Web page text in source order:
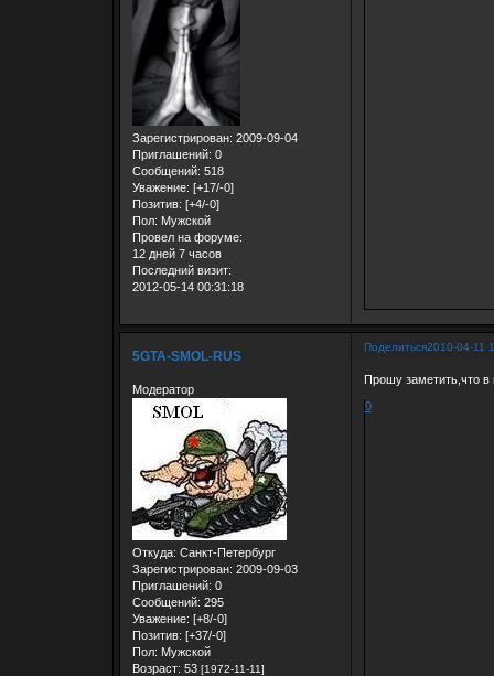
Зарегистрирован: 2009-09-04
Приглашений: 0
Сообщений: 518
Уважение: [+17/-0]
Позитив: [+4/-0]
Пол: Мужской
Провел на форуме:
12 дней 7 часов
Последний визит:
2012-05-14 00:31:18
Поделиться2010-04-11
5GTA-SMOL-RUS
Модератор
Откуда: Санкт-Петербург
Зарегистрирован: 2009-09-03
Приглашений: 0
Сообщений: 295
Уважение: [+8/-0]
Позитив: [+37/-0]
Пол: Мужской
Возраст: 53 [1972-11-11]
Прошу заметить,что в
0